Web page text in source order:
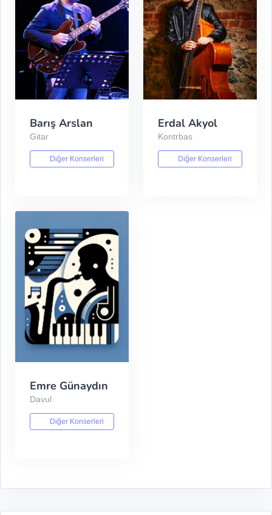
Barış Arslan
Gitar
Diğer Konserleri
Erdal Akyol
Kontrbas
Diğer Konserleri
Emre Günaydın
Davul
Diğer Konserleri